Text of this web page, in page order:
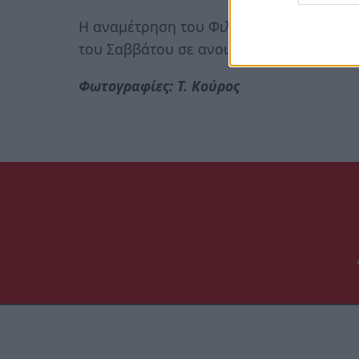
Η αναμέτρηση του Φιλαθλητικού με την
του Σαββάτου σε ανοιχτό γήπεδο της
Φωτογραφίες: Τ. Κούρος